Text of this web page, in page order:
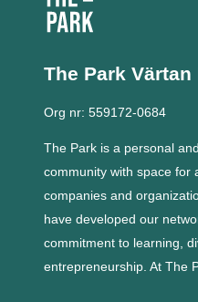
The Park Värtan
Org nr: 559172-0684
The Park is a personal
community with space for
companies and
have developed our
commitment to learning,
entrepreneurship. At The